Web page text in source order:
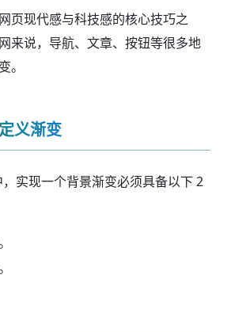
页现代感与科技感的核心技巧之
来说，导航、文章、按钮等很多地
。
义渐变
实现一个背景渐变必须具备以下 2